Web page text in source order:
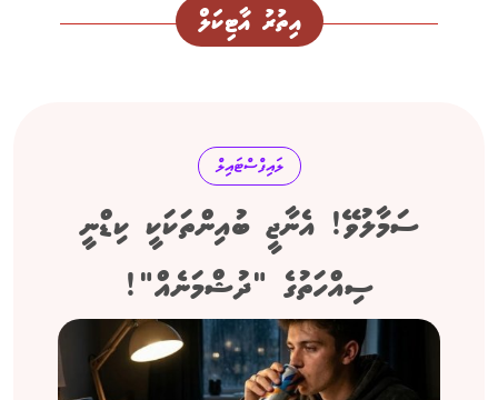
އިތުރު އާޓިކަލް
ލައިފްސްޓައިލް
ސަމާލުވޭ! އެނާޖީ ބުއިންތަކަކީ ކިޑްނީ
ސިއްހަތުގެ "ދުޝްމަނެއް"!